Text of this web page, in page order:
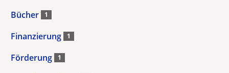
Bücher 1
Finanzierung 1
Förderung 1